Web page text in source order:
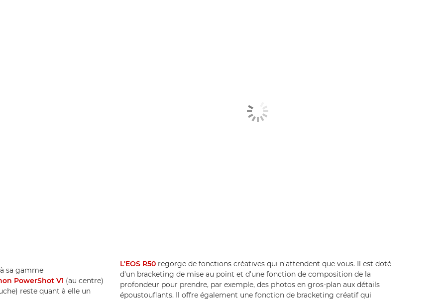
sa gamme
PowerShot V1 (au centre)
reste quant à elle un
L'EOS R50regorge de fonctions créatives qui n'attendent que vous. Il est doté
d'un bracketing de mise au point et d'une fonction de composition de la
profondeur pour prendre, par exemple, des photos en gros-plan aux détails
époustouflants. Il offre également une fonction de bracketing créatif qui